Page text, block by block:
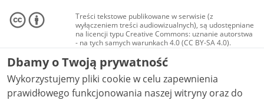
Treści tekstowe publikowane w serwisie (z
wyłączeniem treści audiowizualnych), są udostępniane
na licencji typu Creative Commons: uznanie autorstwa
- na tych samych warunkach 4.0 (CC BY-SA 4.0).
Materiały audiowizualne, w tym zdjęcia, materiały
audio i wideo, są udostępniane na licencji typu
Creative Commons: uznanie autorstwa użycie
niekomercyjne - bez utworów zależnych 4.0 (CC BY-
NC-ND 4.0), o ile nie jest to stwierdzone inaczej.
Dbamy o Twoją prywatność
Wykorzystujemy pliki cookie w celu zapewnienia
prawidłowego funkcjonowania naszej witryny oraz do